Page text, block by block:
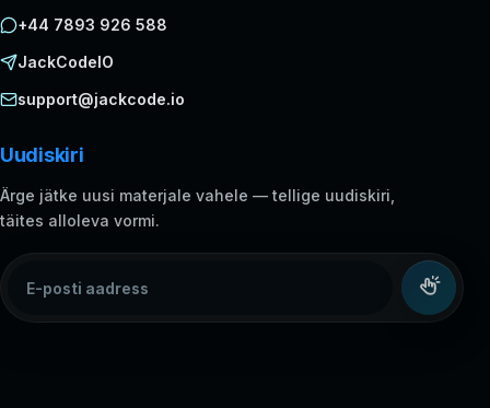
+44 7893 926 588
JackCodeIO
support@jackcode.io
Uudiskiri
Ärge jätke uusi materjale vahele — tellige uudiskiri,
täites alloleva vormi.